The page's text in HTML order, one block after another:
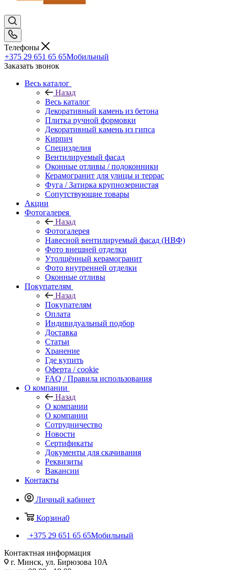
Телефоны
+375 29 651 65 65Мобильный
Заказать звонок
Весь каталог
Назад
Весь каталог
Декоративный камень из бетона
Плитка ручной формовки
Декоративный камень из гипса
Кирпич
Специзделия
Вентилируемый фасад
Оконные отливы / подоконники
Керамогранит для улицы и террас
Фуга / Затирка крупнозернистая
Сопутствующие товары
Акции
Фотогалерея
Назад
Фотогалерея
Навесной вентилируемый фасад (НВФ)
Фото внешней отделки
Утолщённый керамогранит
Фото внутренней отделки
Оконные отливы
Покупателям
Назад
Покупателям
Оплата
Индивидуальный подбор
Доставка
Статьи
Хранение
Где купить
Оферта / cookie
FAQ / Правила использования
О компании
Назад
О компании
О компании
Сотрудничество
Новости
Сертификаты
Документы для скачивания
Реквизиты
Вакансии
Контакты
Личный кабинет
Корзина0
+375 29 651 65 65Мобильный
Контактная информация
г. Минск, ул. Бирюзова 10А